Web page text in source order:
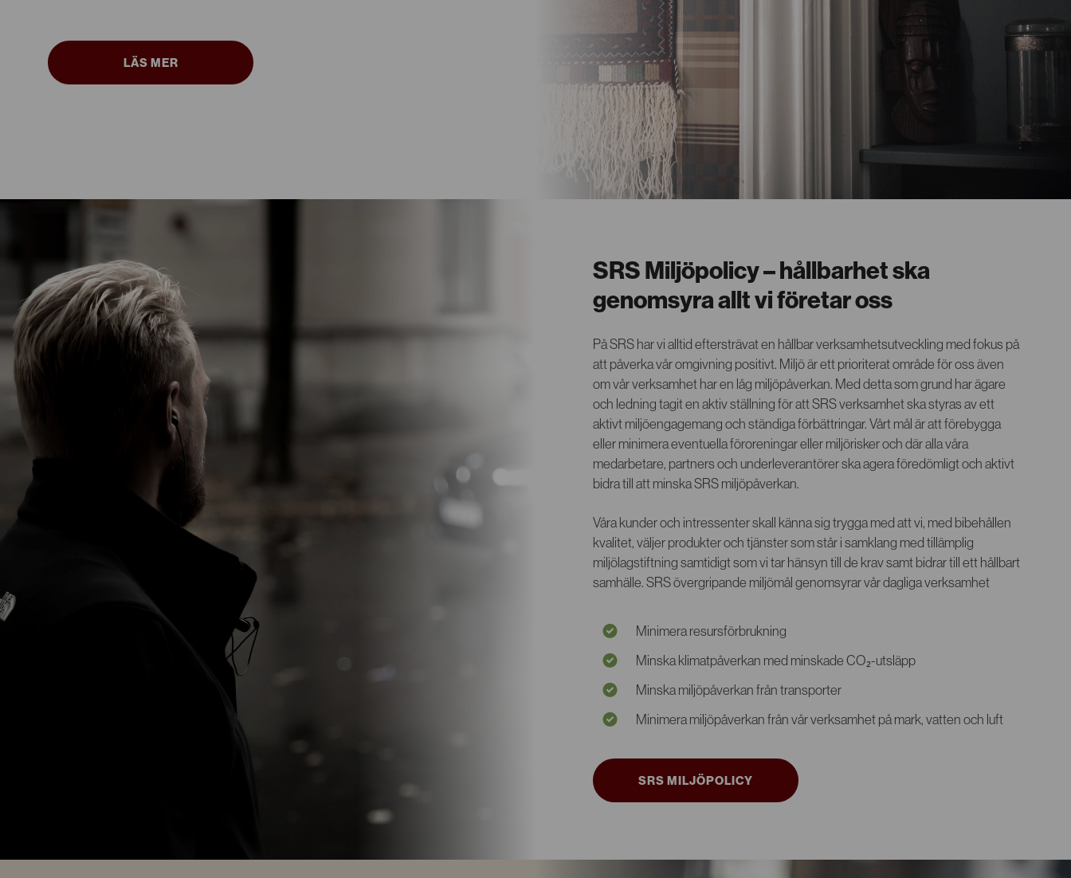
LÄS MER
SRS Miljöpolicy – hållbarhet ska
genomsyra allt vi företar oss
På SRS har vi alltid eftersträvat en hållbar verksamhetsutveckling med fokus på
att påverka vår omgivning positivt. Miljö är ett prioriterat område för oss även
om vår verksamhet har en låg miljöpåverkan. Med detta som grund har ägare
och ledning tagit en aktiv ställning för att SRS verksamhet ska styras av ett
aktivt miljöengagemang och ständiga förbättringar. Vårt mål är att förebygga
eller minimera eventuella föroreningar eller miljörisker och där alla våra
medarbetare, partners och underleverantörer ska agera föredömligt och aktivt
bidra till att minska SRS miljöpåverkan.
Våra kunder och intressenter skall känna sig trygga med att vi, med bibehållen
kvalitet, väljer produkter och tjänster som står i samklang med tillämplig
miljölagstiftning samtidigt som vi tar hänsyn till de krav samt bidrar till ett hållbart
samhälle. SRS övergripande miljömål genomsyrar vår dagliga verksamhet
Minimera resursförbrukning
Minska klimatpåverkan med minskade CO₂-utsläpp
Minska miljöpåverkan från transporter
Minimera miljöpåverkan från vår verksamhet på mark, vatten och luft
SRS MILJÖPOLICY